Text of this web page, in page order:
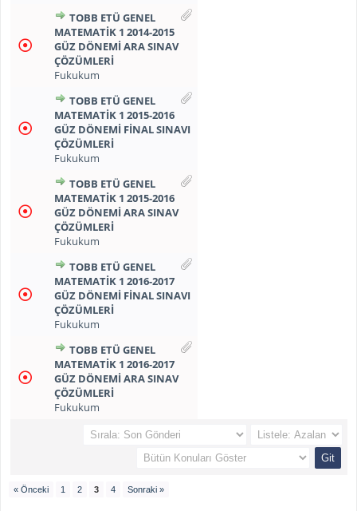
TOBB ETÜ GENEL
MATEMATİK 1 2014-2015
GÜZ DÖNEMİ ARA SINAV
ÇÖZÜMLERİ
Fukukum
TOBB ETÜ GENEL
MATEMATİK 1 2015-2016
GÜZ DÖNEMİ FİNAL SINAVI
ÇÖZÜMLERİ
Fukukum
TOBB ETÜ GENEL
MATEMATİK 1 2015-2016
GÜZ DÖNEMİ ARA SINAV
ÇÖZÜMLERİ
Fukukum
TOBB ETÜ GENEL
MATEMATİK 1 2016-2017
GÜZ DÖNEMİ FİNAL SINAVI
ÇÖZÜMLERİ
Fukukum
TOBB ETÜ GENEL
MATEMATİK 1 2016-2017
GÜZ DÖNEMİ ARA SINAV
ÇÖZÜMLERİ
Fukukum
« Önceki 1 2 3 4 Sonraki »